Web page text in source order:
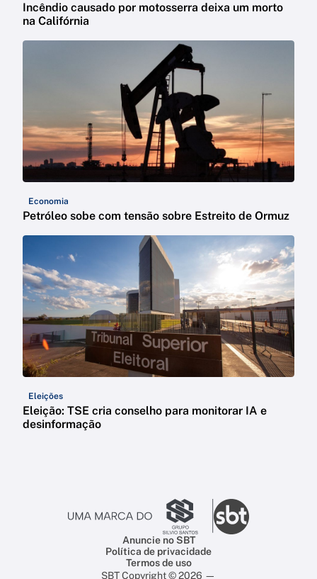
Incêndio causado por motosserra deixa um morto
na Califórnia
Economia
Petróleo sobe com tensão sobre Estreito de Ormuz
Eleições
Eleição: TSE cria conselho para monitorar IA e
desinformação
Anuncie no SBT
Política de privacidade
Termos de uso
SBT Copyright © 2026 —